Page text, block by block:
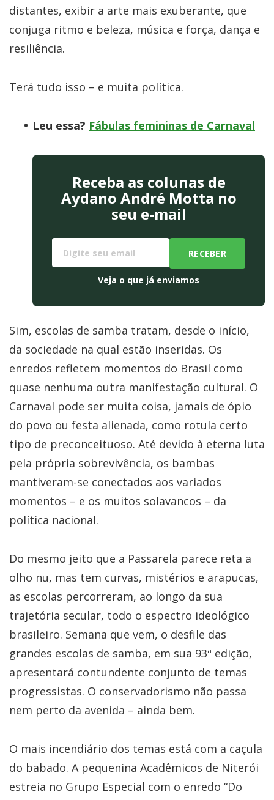
distantes, exibir a arte mais exuberante, que
conjuga ritmo e beleza, música e força, dança e
resiliência.
Terá tudo isso – e muita política.
Leu essa? Fábulas femininas de Carnaval
Receba as colunas de
Aydano André Motta no
seu e-mail
Veja o que já enviamos
Sim, escolas de samba tratam, desde o início,
da sociedade na qual estão inseridas. Os
enredos refletem momentos do Brasil como
quase nenhuma outra manifestação cultural. O
Carnaval pode ser muita coisa, jamais de ópio
do povo ou festa alienada, como rotula certo
tipo de preconceituoso. Até devido à eterna luta
pela própria sobrevivência, os bambas
mantiveram-se conectados aos variados
momentos – e os muitos solavancos – da
política nacional.
Do mesmo jeito que a Passarela parece reta a
olho nu, mas tem curvas, mistérios e arapucas,
as escolas percorreram, ao longo da sua
trajetória secular, todo o espectro ideológico
brasileiro. Semana que vem, o desfile das
grandes escolas de samba, em sua 93ª edição,
apresentará contundente conjunto de temas
progressistas. O conservadorismo não passa
nem perto da avenida – ainda bem.
O mais incendiário dos temas está com a caçula
do babado. A pequenina Acadêmicos de Niterói
estreia no Grupo Especial com o enredo “Do